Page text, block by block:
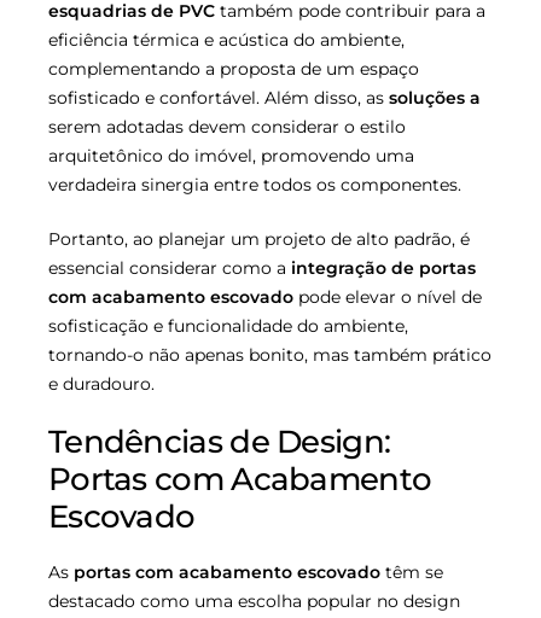
esquadrias de PVC também pode contribuir para a
eficiência térmica e acústica do ambiente,
complementando a proposta de um espaço
sofisticado e confortável. Além disso, as soluções a
serem adotadas devem considerar o estilo
arquitetônico do imóvel, promovendo uma
verdadeira sinergia entre todos os componentes.
Portanto, ao planejar um projeto de alto padrão, é
essencial considerar como a integração de portas
com acabamento escovado pode elevar o nível de
sofisticação e funcionalidade do ambiente,
tornando-o não apenas bonito, mas também prático
e duradouro.
Tendências de Design:
Portas com Acabamento
Escovado
As portas com acabamento escovado têm se
destacado como uma escolha popular no design